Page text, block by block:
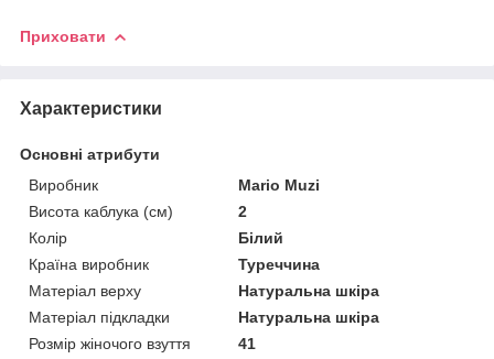
Приховати
Характеристики
Основні атрибути
Виробник
Mario Muzi
Висота каблука (см)
2
Колір
Білий
Країна виробник
Туреччина
Матеріал верху
Натуральна шкіра
Матеріал підкладки
Натуральна шкіра
Розмір жіночого взуття
41